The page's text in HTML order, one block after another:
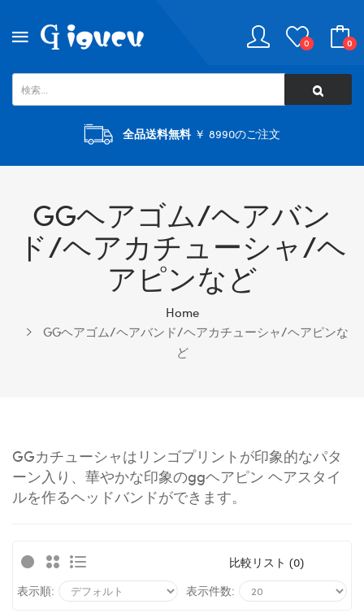
0 0
全品送料無料￥ 8990のご注文
GGヘアゴム/ヘアバン
ド/ヘアカチューシャ/ヘ
アピンなど
Home
GGヘアゴム/ヘアバンド/ヘアカチューシャ/ヘアピンな
ど
GGカチューシャはリンゴプリントが印象的なパタ
ーン入り、華やかな印象のggヘアピン ヘアスタイ
ルを作るヘッドバンドができます。
比較リスト (0)
表示順:
表示件数: